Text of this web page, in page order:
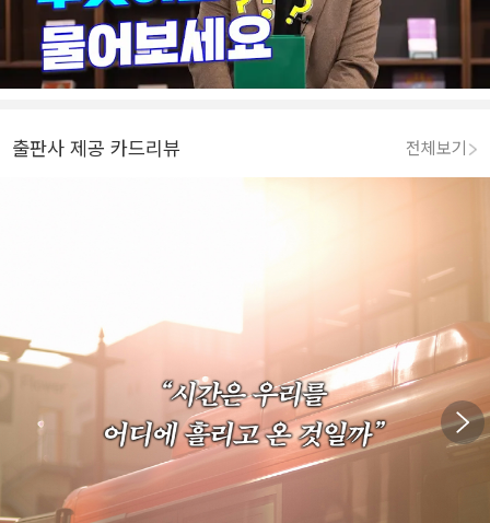
출판사 제공 카드리뷰 전체보기